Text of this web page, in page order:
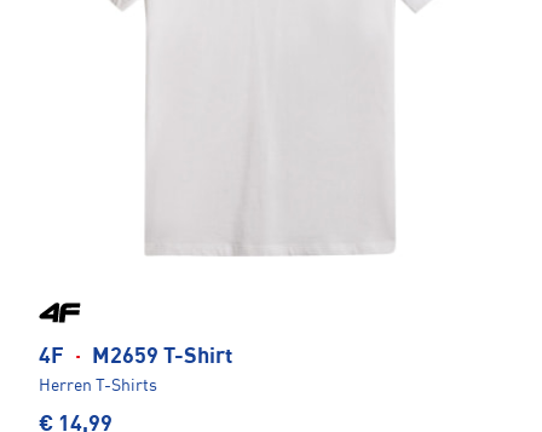
4F · M2659 T-Shirt
Herren T-Shirts
€ 14,99